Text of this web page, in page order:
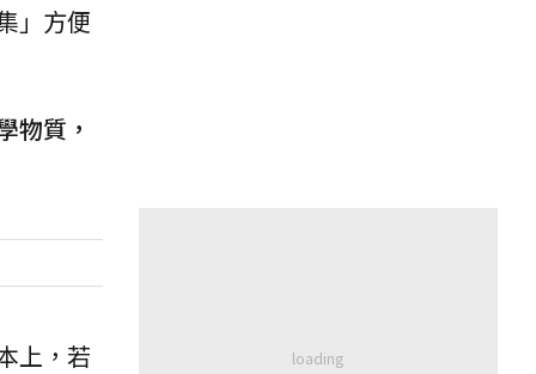
」方便
物質，
上，若